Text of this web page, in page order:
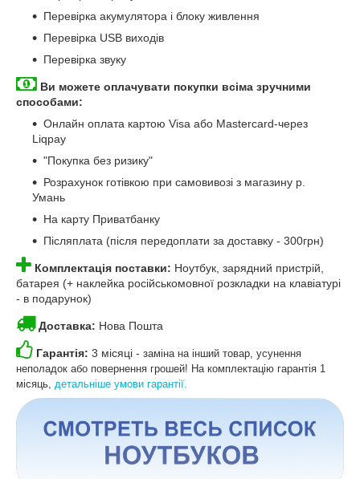
Перевірка акумулятора і блоку живлення
Перевірка USB виходів
Перевірка звуку
Ви можете оплачувати покупки всіма зручними
способами:
Онлайн оплата картою Visa або Mastercard-через
Liqpay
"Покупка без ризику"
Розрахунок готівкою при самовивозі з магазину р.
Умань
На карту Приватбанку
Післяплата (після передоплати за доставку - 300грн)
Комплектація поставки: Ноутбук, зарядний пристрій,
батарея (+ наклейка російськомовної розкладки на клавіатурі
- в подарунок)
Доставка: Нова Пошта
Гарантія: 3 місяці - заміна на інший товар, усунення
неполадок або повернення грошей! На комплектацію гарантія 1
місяць, детальніше умови гарантії.